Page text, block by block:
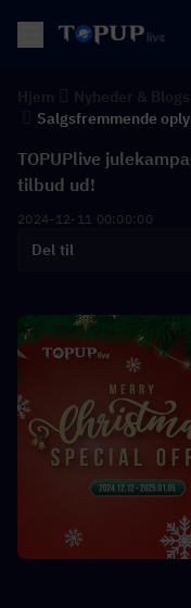
Salgsfremmende
TOPUPlive
tilbud ud!
2024-12-11 00:00:00
Del til